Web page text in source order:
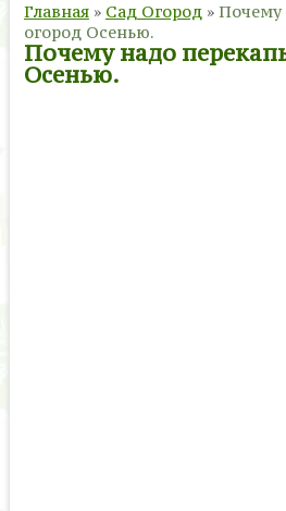
Главная » Сад Огород » Почему
огород Осенью.
Почему надо
Осенью.